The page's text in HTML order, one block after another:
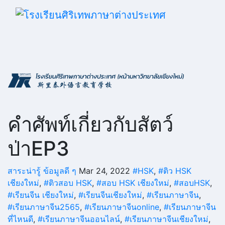
Skip
คำศัพท์เกี่ยวกับสัตว์
ป่าEP3
สาระน่ารู้ ข้อมูลดี ๆ Mar 24, 2022 #HSK, #ติว HSK
เชียงใหม่, #ติวสอบ HSK, #สอบ HSK เชียงใหม่, #สอบHSK,
#เรียนจีน เชียงใหม่, #เรียนจีนเชียงใหม่, #เรียนภาษาจีน,
#เรียนภาษาจีน2565, #เรียนภาษาจีนonline, #เรียนภาษาจีน
ที่ไหนดี, #เรียนภาษาจีนออนไลน์, #เรียนภาษาจีนเชียงใหม่,